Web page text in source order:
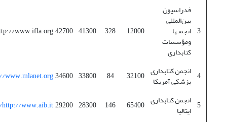
3
فدراسیون
بین‌المللی
انجمنها
ومؤسسات
کتابداری
12000
328
41300
42700
www.ifla.org/
4 انجمن کتابداری
پزشکی آمریکا 32100
84
33800
34600
www.mlanet.org/
5 انجمن کتابداری
ایتالیا 65400
146
28300
29200
http://www.aib.it/